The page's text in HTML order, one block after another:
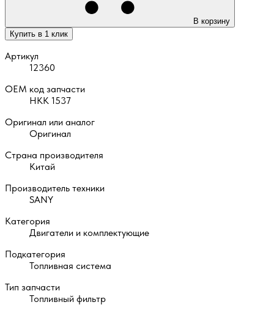
В корзину
Купить в 1 клик
Артикул
12360
OEM код запчасти
НКК 1537
Оригинал или аналог
Оригинал
Страна производителя
Китай
Производитель техники
SANY
Категория
Двигатели и комплектующие
Подкатегория
Топливная система
Тип запчасти
Топливный фильтр